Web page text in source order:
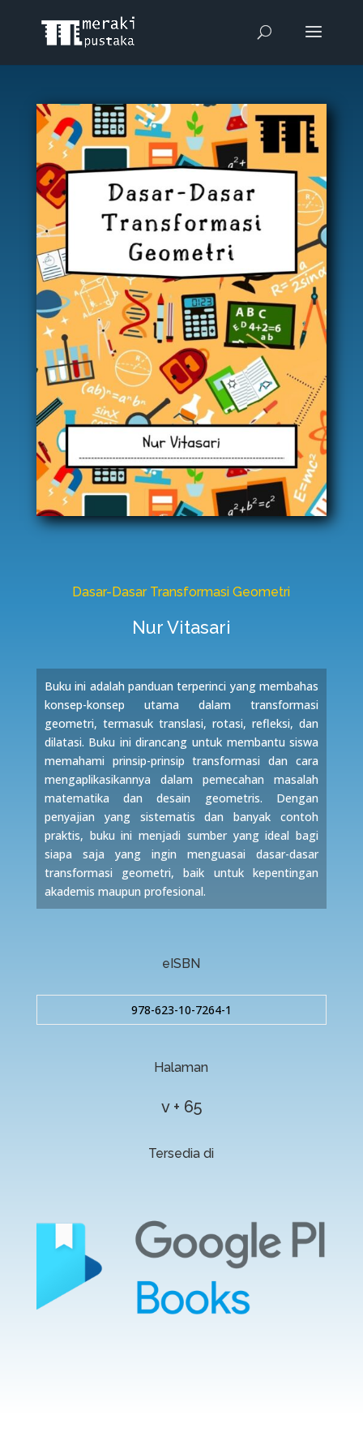
Dasar-Dasar Transformasi Geometri
Nur Vitasari
Buku ini adalah panduan terperinci yang membahas
konsep-konsep utama dalam transformasi
geometri, termasuk translasi, rotasi, refleksi, dan
dilatasi. Buku ini dirancang untuk membantu siswa
memahami prinsip-prinsip transformasi dan cara
mengaplikasikannya dalam pemecahan masalah
matematika dan desain geometris. Dengan
penyajian yang sistematis dan banyak contoh
praktis, buku ini menjadi sumber yang ideal bagi
siapa saja yang ingin menguasai dasar-dasar
transformasi geometri, baik untuk kepentingan
akademis maupun profesional.
eISBN
978-623-10-7264-1
Halaman
v + 65
Tersedia di